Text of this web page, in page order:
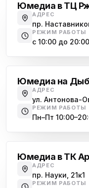
ю
Юмедиа в
пр. Маршала
Юмедиа на
ю ул. Белы
ю
Юмедиа в
ул.
Юмедиа
ю
Юмедиа во
пр.
Юмедиа в ТЦ
АДРЕС
пр.
РЕЖИМ РАБОТЫ
с 10:00 до
Юмедиа на
АДРЕС
ул. Антонова-
РЕЖИМ РАБОТЫ
Пн–Пт
Юмедиа в ТК
АДРЕС
пр. Науки, 21к1
РЕЖИМ РАБОТЫ